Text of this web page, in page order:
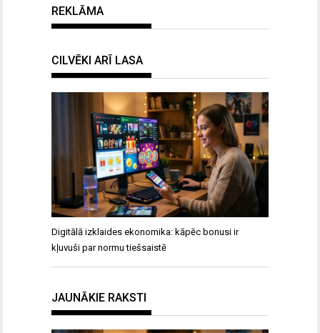
REKLĀMA
CILVĒKI ARĪ LASA
Digitālā izklaides ekonomika: kāpēc bonusi ir
kļuvuši par normu tiešsaistē
JAUNĀKIE RAKSTI